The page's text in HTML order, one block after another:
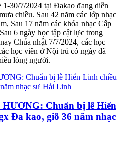
30/7/2024 tại Đakao đang diễn
chiều. Sau 42 năm các lớp nhạc
Sau 17 năm các khóa nhạc Cấp
6 ngày học tập cật lực trong
Chúa nhật 7/7/2024, các học
học viên ở Nội trú có ngày dã
lòng người.
Chuẩn bị lễ Hiển
Đa kao, giỗ 36 năm nhạc